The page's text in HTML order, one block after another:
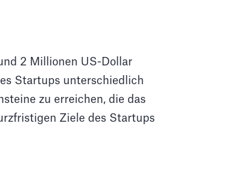
2 Millionen US-Dollar
Startups unterschiedlich
zu erreichen, die das
Ziele des Startups